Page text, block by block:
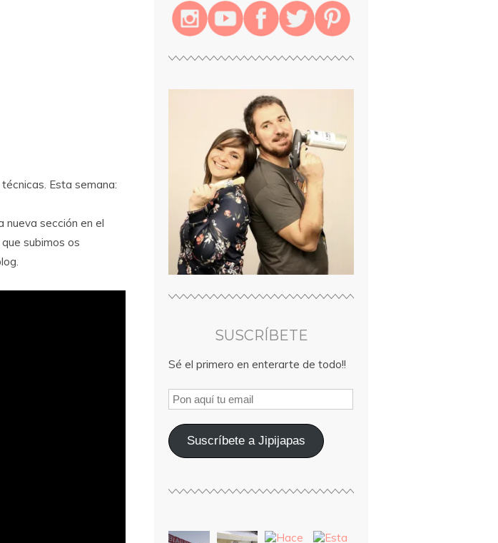
Esta semana:
nueva sección en el
subimos os
SUSCRÍBETE
Sé el primero en enterarte de todo!!
Suscríbete a Jipijapas